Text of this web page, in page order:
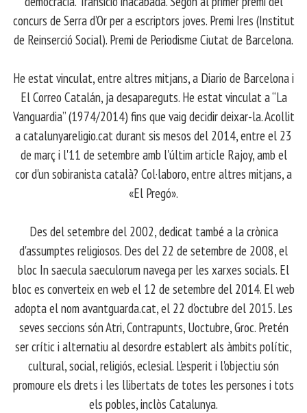
concurs de Serra d’Or per a escriptors joves. Premi Ires (Institut
de Reinserció Social). Premi de Periodisme Ciutat de Barcelona.
​ He estat vinculat, entre altres mitjans, a Diario de Barcelona i
El Correo Catalán, ja desapareguts. He estat vinculat a “La
Vanguardia” (1974/2014) fins que vaig decidir deixar-la. Acollit
a catalunyareligio.cat durant sis mesos del 2014, entre el 23
de març i l'11 de setembre amb l'últim article Rajoy, amb el
cor d'un sobiranista català? Col·laboro, entre altres mitjans, a
«El Pregó».
​ Des del setembre del 2002, dedicat també a la crònica
d'assumptes religiosos. Des del 22 de setembre de 2008, el
bloc In saecula saeculorum navega per les xarxes socials. El
bloc es converteix en web el 12 de setembre del 2014. El web
adopta el nom avantguarda.cat, el 22 d'octubre del 2015. Les
seves seccions són Atri, Contrapunts, Uoctubre, Groc. Pretén
ser crític i alternatiu al desordre establert als àmbits polític,
cultural, social, religiós, eclesial. L'esperit i l'objectiu són
promoure els drets i les llibertats de totes les persones i tots
els pobles, inclòs Catalunya.